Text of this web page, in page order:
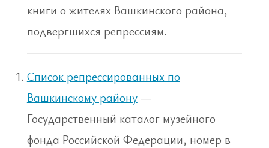
книги о жителях Вашкинского района,
подвергшихся репрессиям.
Список репрессированных по
Вашкинскому району—
Государственный каталог музейного
фонда Российской Федерации, номер в